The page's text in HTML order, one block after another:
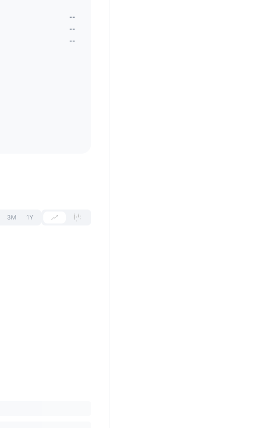
--
--
--
3M 1Y